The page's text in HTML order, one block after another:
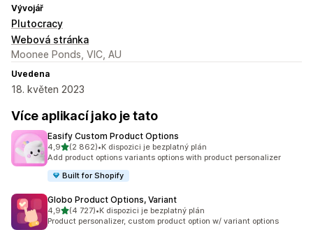
Vývojář
Plutocracy
Webová stránka
Moonee Ponds, VIC, AU
Uvedena
18. květen 2023
Více aplikací jako je tato
Easify Custom Product Options
4,9z 5 hvězd
(2 862)
Celkový počet recenzí: 2862
•K dispozici je bezplatný plán
Add product options variants options with product personalizer
Built for Shopify
Globo Product Options, Variant
4,9z 5 hvězd
(4 727)
Celkový počet recenzí: 4727
•K dispozici je bezplatný plán
Product personalizer, custom product option w/ variant options